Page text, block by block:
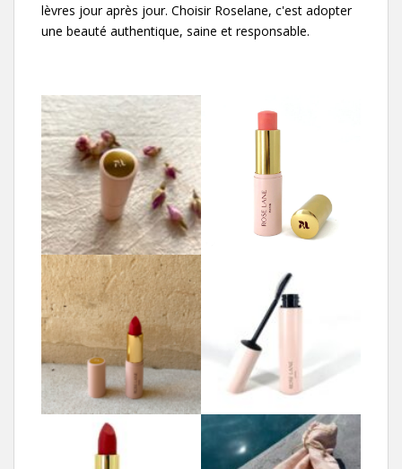
lèvres jour après jour. Choisir Roselane, c'est adopter
une beauté authentique, saine et responsable.